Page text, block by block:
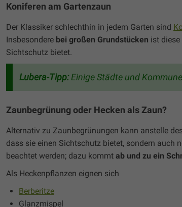
Koniferen am Gartenzaun
Der Klassiker schlechthin in jedem Garten sind
Insbesondere bei großen Grundstücken ist
Sichtschutz bietet.
Lubera-Tipp:Einige Städte und
Zaunbegrünung oder Hecken als Zaun?
Alternativ zu Zaunbegrünungen kann anstelle
dass sie einen Sichtschutz bietet, sondern auch
beachtet werden; dazu kommt ab und zu ein
Als Heckenpflanzen eignen sich
Berberitze
Glanzmispel